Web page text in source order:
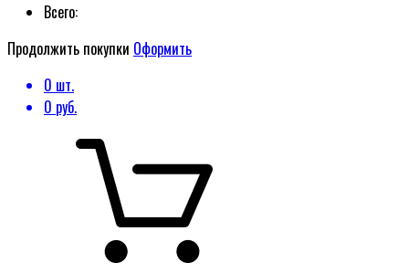
Всего:
Продолжить покупки Оформить
0 шт.
0 руб.